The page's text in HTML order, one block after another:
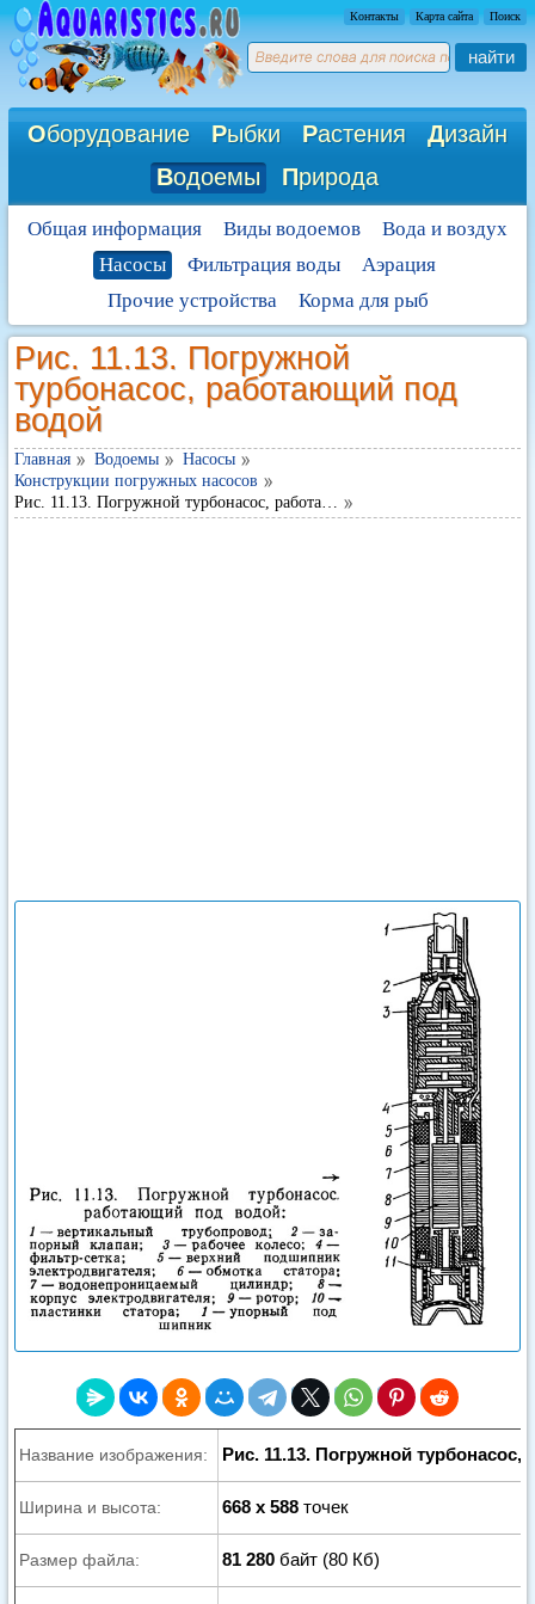
Контакты Карта сайта Поиск
найти
Оборудование Рыбки Растения Дизайн
Водоемы Природа
Общая информация Виды водоемов
Вода и воздух
Насосы
Фильтрация воды
Аэрация
Прочие устройства
Корма для рыб
Рис. 11.13. Погружной
турбонасос, работающий под
водой
Главная Водоемы
Насосы
Конструкции погружных насосов
Рис. 11.13. Погружной турбонасос, работа…
Название изображения: Рис. 11.13. Погружной
Ширина и высота: 668 x 588 точек
Размер файла: 81 280 байт (80 Кб)